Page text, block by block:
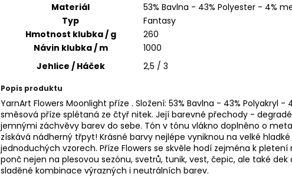
Materiál
53% Bavlna - 43% Polyester - 4%
Typ
Fantasy
Hmotnost klubka / g
260
Návin klubka / m
1000
Jehlice / Háček
2,5 / 3
Popis produktu
YarnArt Flowers Moonlight příze . Složení: 53% Bavlna - 43% Polyakryl
směsová příze splétaná ze čtyř nitek. Její barevné přechody -
jemnými záchvěvy barev do sebe. Tón v tónu vlákno doplněno o
získává nádherný třpyt! Krásné barvy nejlépe vyniknou na velké
jednoduchých vzorech. Příze Flowers se skvěle hodí zejména k
ponč nejen na plesovou sezónu, svetrů, tunik, vest, čepic, ale také dek
sladěné kombinace výrazných i neutrálních barev.